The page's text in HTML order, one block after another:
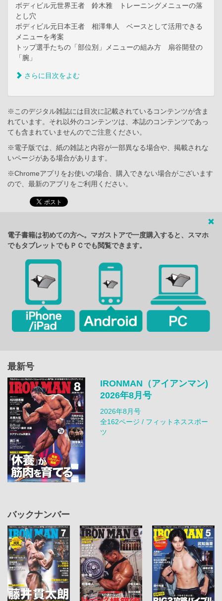
ボディビル元世界王者 鈴木雅 トレーニングメニューの落
とし穴
ボディビル元日本王者 相澤隼人 ベースとして活用できる
メニューを考案
トップ選手たちの「部位別」メニューの組み方 扇谷開登の
「腕」
さらに目次をよむ
※このデジタル雑誌には目次に記載されているコンテンツが含ま
れています。それ以外のコンテンツは、本誌のコンテンツであっ
ても含まれていませんのでご注意ください。
※電子版では、紙の雑誌と内容が一部異なる場合や、掲載されな
いページがある場合があります。
※Chromeアプリをお使いの場合、購入できない場合がございます
ので、最新のアプリをご利用ください。
電子書籍は初めての方へ。マガストアで一度購入すると、スマホ
でもタブレットでもＰＣでも閲覧できます。
最新号
IRONMAN（アイアンマン)
2026年8月号
2026年8月号
全162ページ / フィットネススポー
ツ
バックナンバー